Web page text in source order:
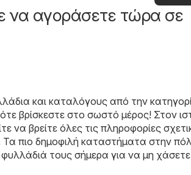
δω
να αγοράσετε τώρα σε
και καταλόγους από την
βρίσκεστε στο σωστό μέρος! Στον
να βρείτε όλες τις πληροφορίες
πιο δημοφιλή καταστήματα στην
φυλλάδιά τους σήμερα για να μη